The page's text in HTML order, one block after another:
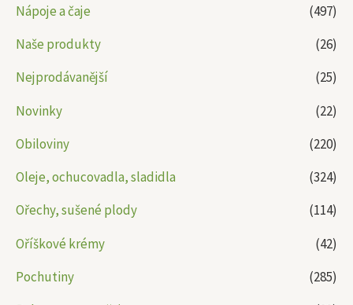
Nápoje a čaje
(497)
Naše produkty
(26)
Nejprodávanější
(25)
Novinky
(22)
Obiloviny
(220)
Oleje, ochucovadla, sladidla
(324)
Ořechy, sušené plody
(114)
Oříškové krémy
(42)
Pochutiny
(285)